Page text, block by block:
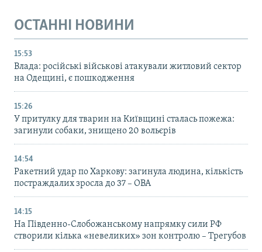
ОСТАННІ НОВИНИ
15:53
Влада: російські військові атакували житловий сектор
на Одещині, є пошкодження
15:26
У притулку для тварин на Київщині сталась пожежа:
загинули собаки, знищено 20 вольєрів
14:54
Ракетний удар по Харкову: загинула людина, кількість
постраждалих зросла до 37 – ОВА
14:15
На Південно-Слобожанському напрямку сили РФ
створили кілька «невеликих» зон контролю – Трегубов